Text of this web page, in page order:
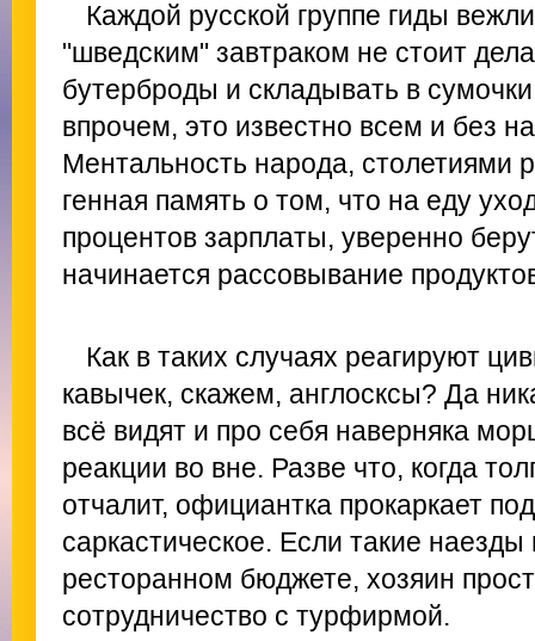
Каждой русской группе гиды
"шведским" завтраком не стоит
бутерброды и складывать в
впрочем, это известно всем и без
Ментальность народа, столетиями
генная память о том, что на еду
процентов зарплаты, уверенно
начинается рассовывание
Как в таких случаях реагируют
кавычек, скажем, англосксы? Да
всё видят и про себя наверняка
реакции во вне. Разве что, когда
отчалит, официантка прокаркает
саркастическое. Если такие наезды
ресторанном бюджете, хозяин
сотрудничество с турфирмой.